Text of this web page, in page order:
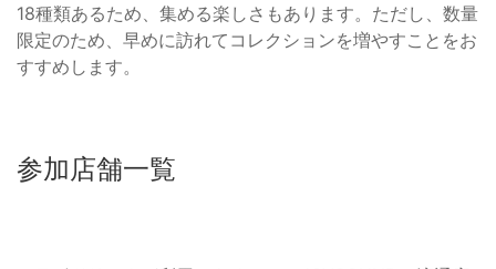
18種類あるため、集める楽しさもあります。ただし、数量
限定のため、早めに訪れてコレクションを増やすことをお
すすめします。
参加店舗一覧